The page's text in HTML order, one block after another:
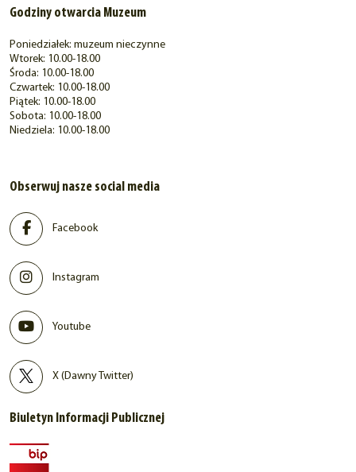
Godziny otwarcia Muzeum
Poniedziałek: muzeum nieczynne
Wtorek: 10.00-18.00
Środa: 10.00-18.00
Czwartek: 10.00-18.00
Piątek: 10.00-18.00
Sobota: 10.00-18.00
Niedziela: 10.00-18.00
Obserwuj nasze social media
Facebook
Instagram
Youtube
X (Dawny Twitter)
Biuletyn Informacji Publicznej